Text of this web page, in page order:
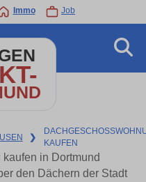
Immo Job
❯
KAUFEN
in Dortmund
den Dächern der Stadt